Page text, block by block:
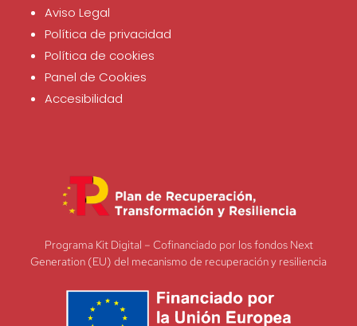
Aviso Legal
Política de privacidad
Política de cookies
Panel de Cookies
Accesibilidad
Programa Kit Digital – Cofinanciado por los fondos Next
Generation (EU) del mecanismo de recuperación y resiliencia